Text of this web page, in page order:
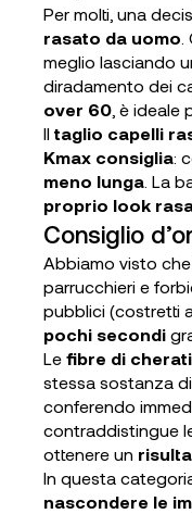
Per molti, una
rasato da uomo
meglio lasciando
diradamento dei
over 60 , è ideale
Il taglio capelli
Kmax consiglia:
meno lunga . La
proprio look
Consiglio
Abbiamo visto che
parrucchieri e
pubblici (costretti
pochi secondi
Le fibre di
stessa sostanza
conferendo
contraddistingue
ottenere un
In questa
nascondere le